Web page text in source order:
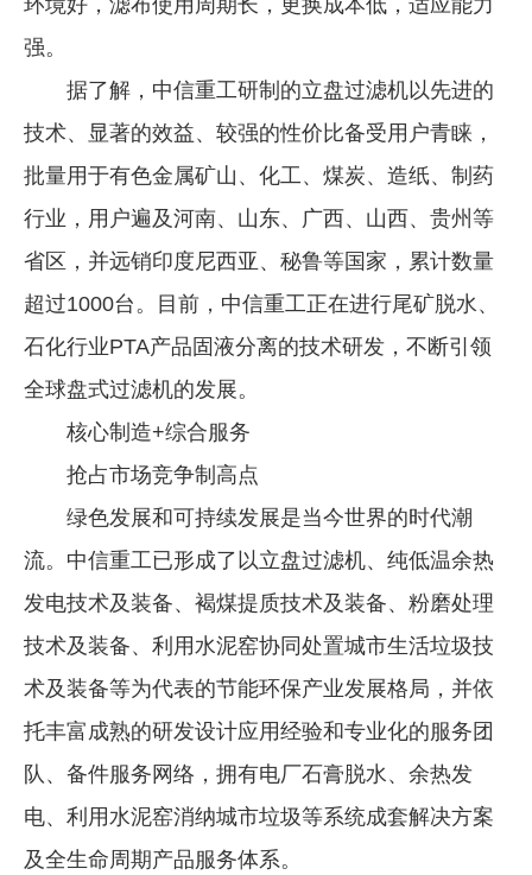
强。
据了解，中信重工研制的立盘过滤机以先进的
技术、显著的效益、较强的性价比备受用户青睐，
批量用于有色金属矿山、化工、煤炭、造纸、制药
行业，用户遍及河南、山东、广西、山西、贵州等
省区，并远销印度尼西亚、秘鲁等国家，累计数量
超过1000台。目前，中信重工正在进行尾矿脱水、
石化行业PTA产品固液分离的技术研发，不断引领
全球盘式过滤机的发展。
核心制造+综合服务
抢占市场竞争制高点
绿色发展和可持续发展是当今世界的时代潮
流。中信重工已形成了以立盘过滤机、纯低温余热
发电技术及装备、褐煤提质技术及装备、粉磨处理
技术及装备、利用水泥窑协同处置城市生活垃圾技
术及装备等为代表的节能环保产业发展格局，并依
托丰富成熟的研发设计应用经验和专业化的服务团
队、备件服务网络，拥有电厂石膏脱水、余热发
电、利用水泥窑消纳城市垃圾等系统成套解决方案
及全生命周期产品服务体系。